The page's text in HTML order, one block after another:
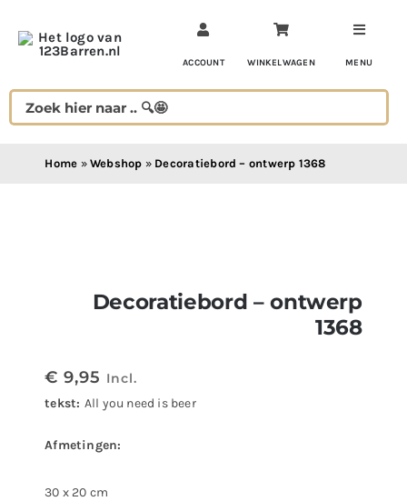
naar
ACCOUNT WINKELWAGEN MENU
Home » Webshop » Decoratiebord – ontwerp 1368
Decoratiebord – ontwerp
1368
€ 9,95 Incl.
tekst: All you need is beer
Afmetingen:
30 x 20 cm